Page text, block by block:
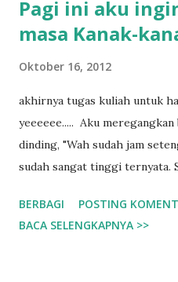
Pagi ini aku
masa Kanak-
Oktober 16, 2012
akhirnya tugas kuliah untuk
yeeeeee..... Aku
dinding, "Wah sudah jam
sudah sangat tinggi ternyata.
laptop, yaaa biginilah
alias nulis. hohohohoho.. Tapi
BERBAGI
POSTING
BACA SELENGKAPNYA >>